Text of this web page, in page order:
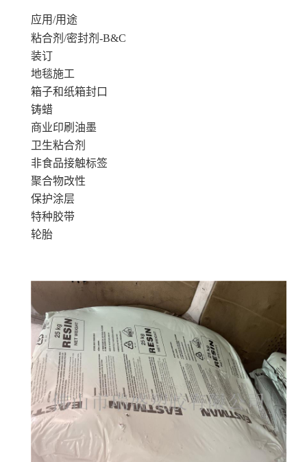
应用/用途
粘合剂/密封剂-B&C
装订
地毯施工
箱子和纸箱封口
铸蜡
商业印刷油墨
卫生粘合剂
非食品接触标签
聚合物改性
保护涂层
特种胶带
轮胎